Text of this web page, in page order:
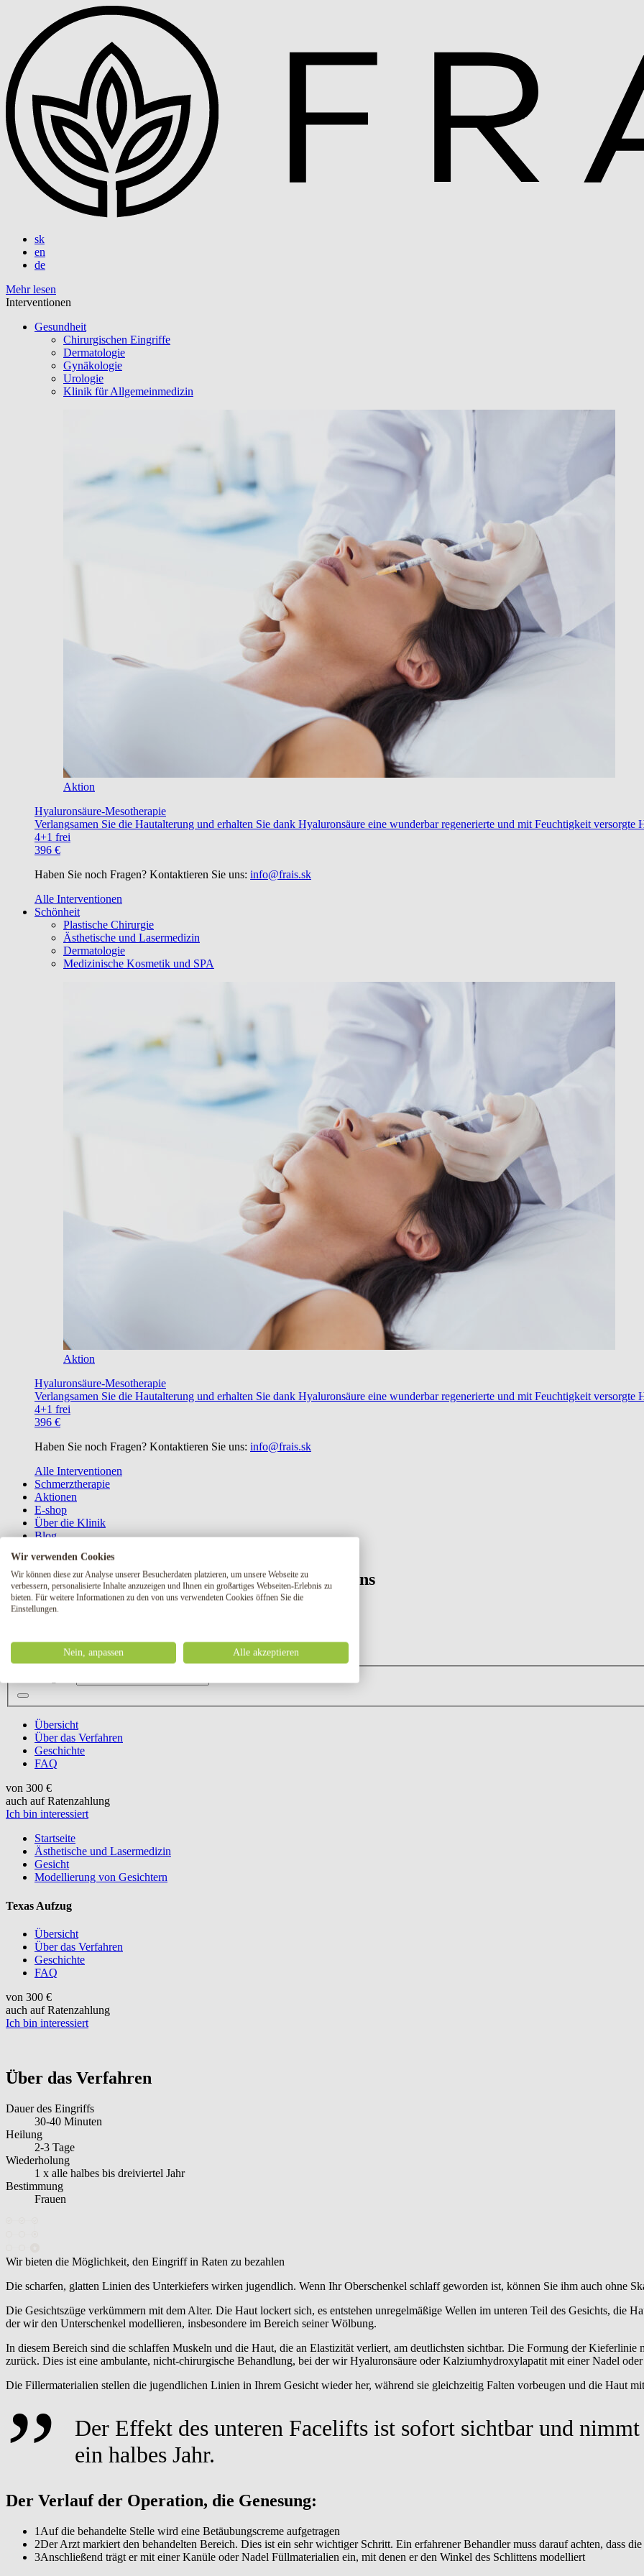
sk
en
de
Mehr lesen
Interventionen
Gesundheit
Chirurgischen Eingriffe
Dermatologie
Gynäkologie
Urologie
Klinik für Allgemeinmedizin
Aktion
Hyaluronsäure-Mesotherapie
Verlangsamen Sie die Hautalterung und erhalten Sie dank Hyaluronsäure eine wunderbar regenerierte und mit Feuchtigkeit versorgte
4+1 frei
396 €
Haben Sie noch Fragen? Kontaktieren Sie uns: info@frais.sk
Alle Interventionen
Schönheit
Plastische Chirurgie
Ästhetische und Lasermedizin
Dermatologie
Medizinische Kosmetik und SPA
Aktion
Hyaluronsäure-Mesotherapie
Verlangsamen Sie die Hautalterung und erhalten Sie dank Hyaluronsäure eine wunderbar regenerierte und mit Feuchtigkeit versorgte
4+1 frei
396 €
Haben Sie noch Fragen? Kontaktieren Sie uns: info@frais.sk
Alle Interventionen
Schmerztherapie
Aktionen
E-shop
Über die Klinik
Blog
Haben Sie noch Fragen? Kontaktieren Sie uns
Kontakt
Menü
Schließen Sie
Übersicht
Über das Verfahren
Geschichte
FAQ
von 300 €
auch auf Ratenzahlung
Ich bin interessiert
Startseite
Ästhetische und Lasermedizin
Gesicht
Modellierung von Gesichtern
Texas Aufzug
Übersicht
Über das Verfahren
Geschichte
FAQ
von 300 €
auch auf Ratenzahlung
Ich bin interessiert
Über das Verfahren
Dauer des Eingriffs
30-40 Minuten
Heilung
2-3 Tage
Wiederholung
1 x alle halbes bis dreiviertel Jahr
Bestimmung
Frauen
Wir bieten die Möglichkeit, den Eingriff in Raten zu bezahlen
Die scharfen, glatten Linien des Unterkiefers wirken jugendlich. Wenn Ihr Oberschenkel schlaff geworden ist, können Sie ihm auch ohne
Die Gesichtszüge verkümmern mit dem Alter. Die Haut lockert sich, es entstehen unregelmäßige Wellen im unteren Teil des Gesichts, die
der wir den Unterschenkel modellieren, insbesondere im Bereich seiner Wölbung.
In diesem Bereich sind die schlaffen Muskeln und die Haut, die an Elastizität verliert, am deutlichsten sichtbar. Die Formung der
zurück. Dies ist eine ambulante, nicht-chirurgische Behandlung, bei der wir Hyaluronsäure oder Kalziumhydroxylapatit mit einer Nadel
Die Fillermaterialien stellen die jugendlichen Linien in Ihrem Gesicht wieder her, während sie gleichzeitig Falten vorbeugen und die Haut
Der Effekt des unteren Facelifts ist sofort sichtbar und
ein halbes Jahr.
Der Verlauf der Operation, die Genesung:
1 Auf die behandelte Stelle wird eine Betäubungscreme aufgetragen
2Der Arzt markiert den behandelten Bereich. Dies ist ein sehr wichtiger Schritt. Ein erfahrener Behandler muss darauf achten, dass
3Anschließend trägt er mit einer Kanüle oder Nadel Füllmaterialien ein, mit denen er den Winkel des Schlittens modelliert
Wir verwenden Cookies
Wir können diese zur Analyse unserer Besucherdaten platzieren, um unsere Webseite zu
verbessern, personalisierte Inhalte anzuzeigen und Ihnen ein großartiges Webseiten-Erlebnis zu
bieten. Für weitere Informationen zu den von uns verwendeten Cookies öffnen Sie die
Einstellungen.
Nein, anpassen Alle akzeptieren